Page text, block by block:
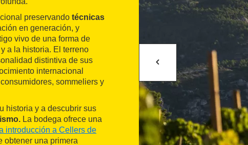
preservando técnicas
en generación, y
vivo de una forma de
a la historia. El terreno
distintiva de sus
internacional
sommeliers y
historia y a descubrir sus
La bodega ofrece una
introducción a Cellers de
obtener una primera